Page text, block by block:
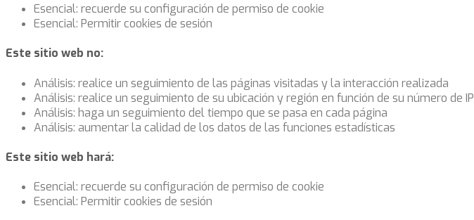
Esencial: recuerde su configuración de permiso de cookie
Esencial: Permitir cookies de sesión
Este sitio web no:
Análisis: realice un seguimiento de las páginas visitadas y la interacción realizada
Análisis: realice un seguimiento de su ubicación y región en función de su número de IP
Análisis: haga un seguimiento del tiempo que se pasa en cada página
Análisis: aumentar la calidad de los datos de las funciones estadísticas
Este sitio web hará:
Esencial: recuerde su configuración de permiso de cookie
Esencial: Permitir cookies de sesión